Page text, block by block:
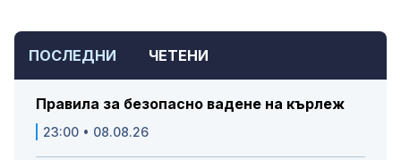
ПОСЛЕДНИ ЧЕТЕНИ
Правила за безопасно вадене на кърлеж
23:00 • 08.08.26